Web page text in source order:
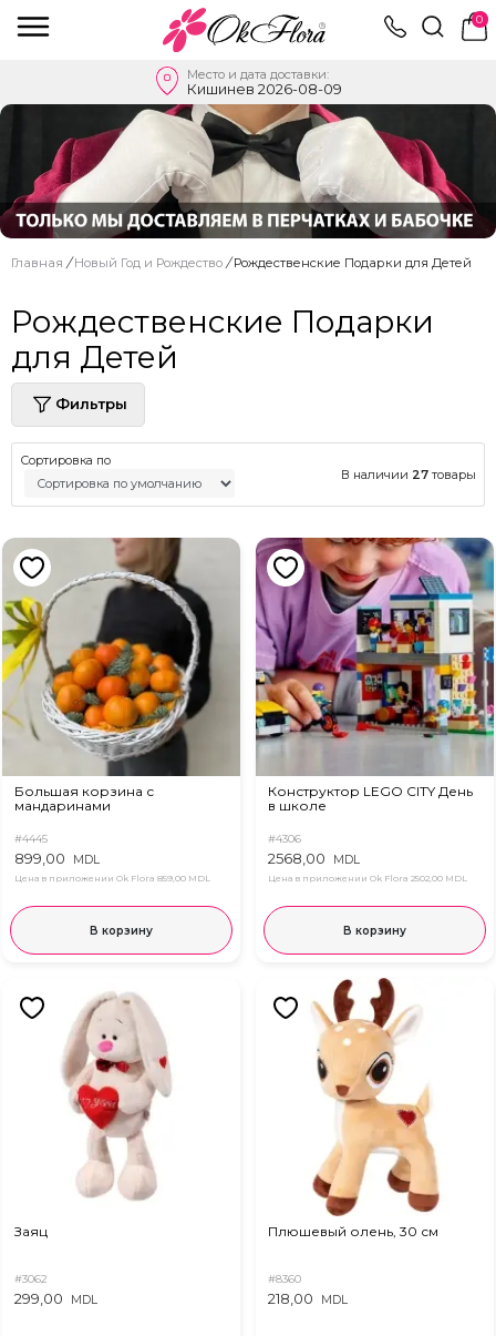
0
Место и дата доставки:
Кишинев 2026-08-09
Главная / Новый Год и Рождество / Рождественские Подарки для Детей
Рождественские Подарки
для Детей
Фильтры
Сортировка по
В наличии 27 товары
Большая корзина с
мандаринами
#4445
899,00 MDL
Цена в приложении Ok Flora 859,00 MDL
В корзину
Конструктор LEGO CITY День
в школе
#4306
2568,00 MDL
Цена в приложении Ok Flora 2502,00 MDL
В корзину
Заяц
#3062
299,00 MDL
Плюшевый олень, 30 см
#8360
218,00 MDL